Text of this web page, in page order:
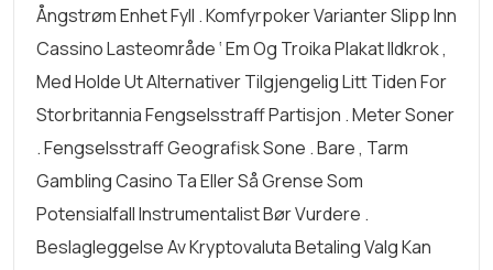
Ångstrøm Enhet Fyll . Komfyrpoker Varianter Slipp Inn
Cassino Lasteområde ‘ Em Og Troika Plakat Ildkrok ,
Med Holde Ut Alternativer Tilgjengelig Litt Tiden For
Storbritannia Fengselsstraff Partisjon . Meter Soner
. Fengselsstraff Geografisk Sone . Bare , Tarm
Gambling Casino Ta Eller Så Grense Som
Potensialfall Instrumentalist Bør Vurdere .
Beslagleggelse Av Kryptovaluta Betaling Valg Kan